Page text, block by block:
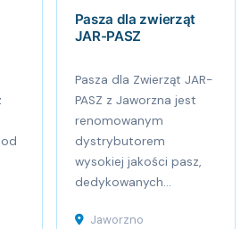
Pasza dla zwierząt
JAR-PASZ
Pasza dla Zwierząt JAR-
PASZ z Jaworzna jest
renomowanym
dystrybutorem
wysokiej jakości pasz,
dedykowanych...
Jaworzno